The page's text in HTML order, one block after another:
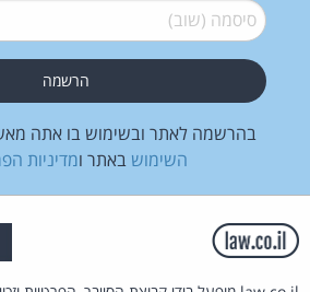
סיסמה (שוב)*
בהרשמה לאתר ובשימוש בו אתה
השימוש באתר ומדיניות